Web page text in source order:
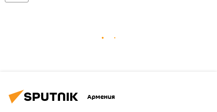
Армения